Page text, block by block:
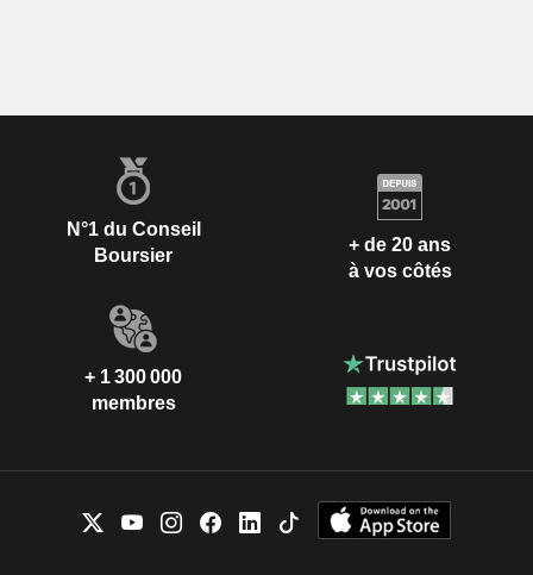
N°1 du Conseil
Boursier
+ de 20 ans
à vos côtés
+ 1 300 000
membres